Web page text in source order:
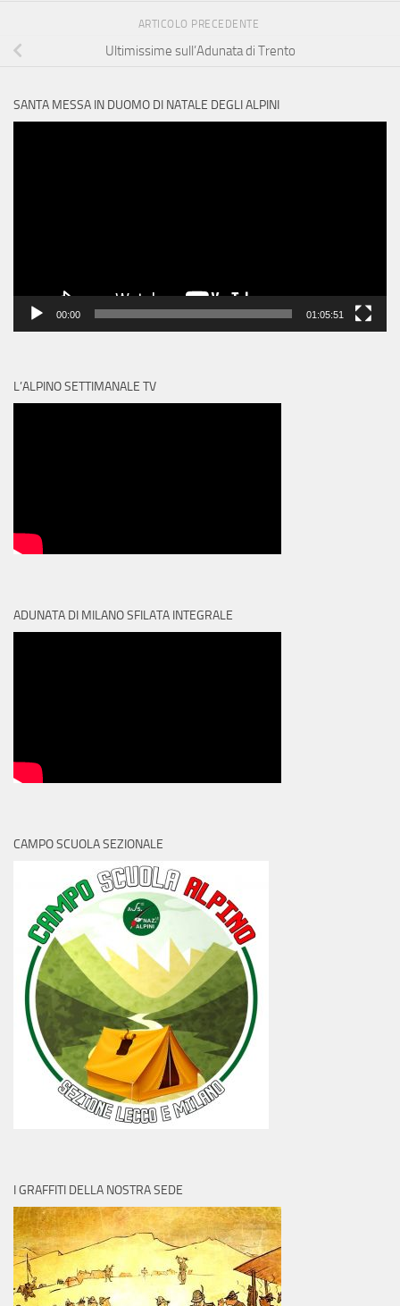
ARTICOLO PRECEDENTE
Ultimissime sull’Adunata di Trento
SANTA MESSA IN DUOMO DI NATALE DEGLI ALPINI
00:00 01:05:51
L’ALPINO SETTIMANALE TV
ADUNATA DI MILANO SFILATA INTEGRALE
CAMPO SCUOLA SEZIONALE
I GRAFFITI DELLA NOSTRA SEDE